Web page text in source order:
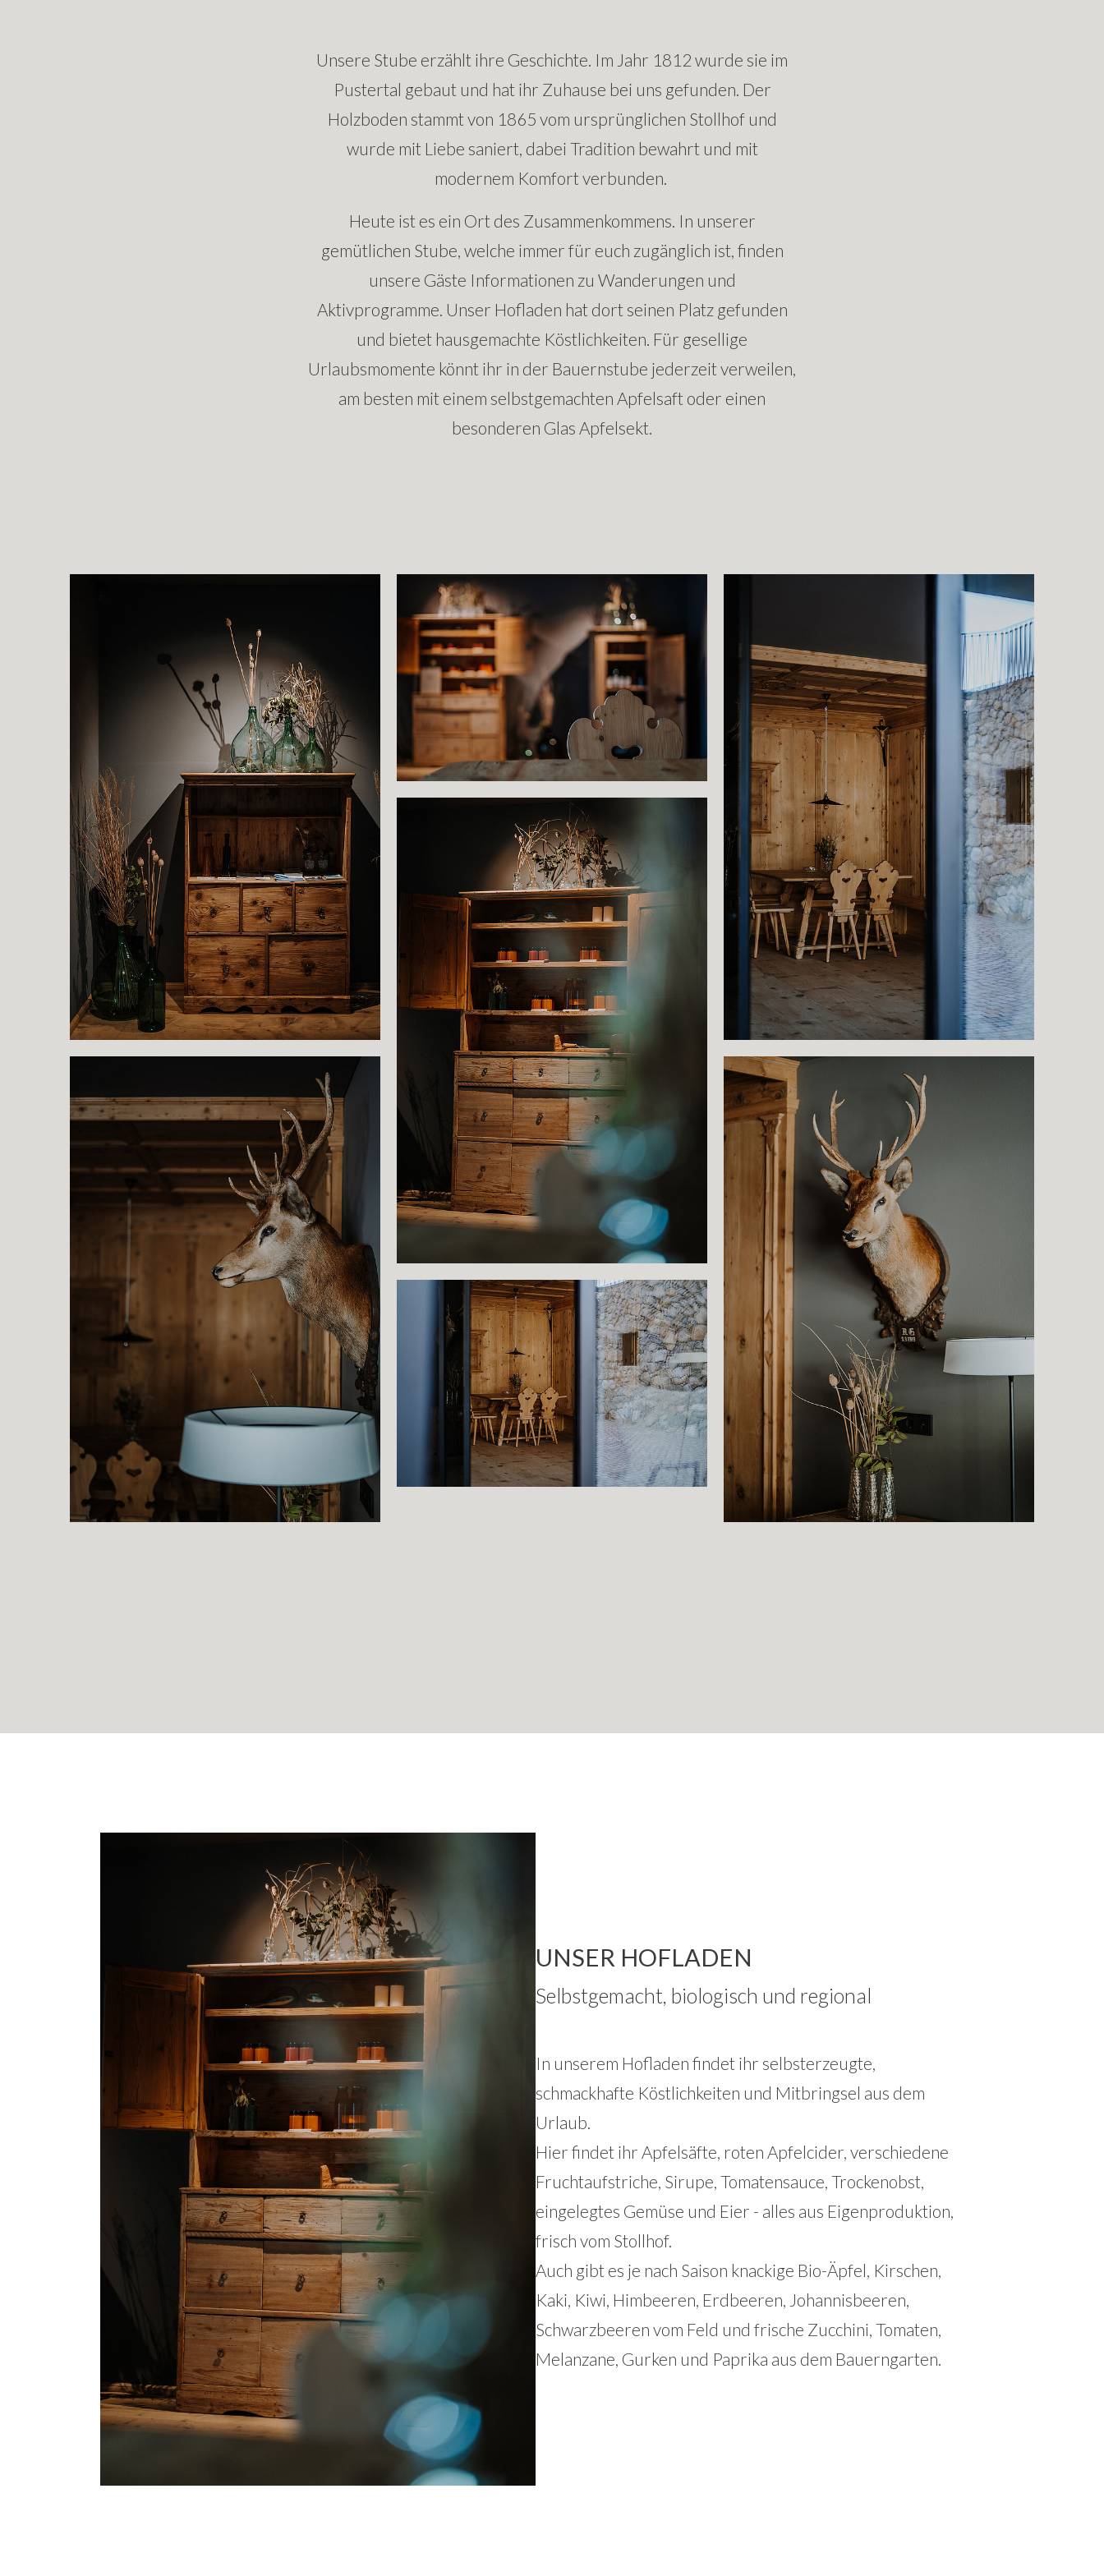
Unsere Stube erzählt ihre Geschichte. Im Jahr 1812 wurde sie im
Pustertal gebaut und hat ihr Zuhause bei uns gefunden. Der
Holzboden stammt von 1865 vom ursprünglichen Stollhof und
wurde mit Liebe saniert, dabei Tradition bewahrt und mit
modernem Komfort verbunden.
Heute ist es ein Ort des Zusammenkommens. In unserer
gemütlichen Stube, welche immer für euch zugänglich ist, finden
unsere Gäste Informationen zu Wanderungen und
Aktivprogramme. Unser Hofladen hat dort seinen Platz gefunden
und bietet hausgemachte Köstlichkeiten. Für gesellige
Urlaubsmomente könnt ihr in der Bauernstube jederzeit verweilen,
am besten mit einem selbstgemachten Apfelsaft oder einen
besonderen Glas Apfelsekt.
Show larger version
Show larger version
Show larger version
UNSER HOFLADEN
Selbstgemacht, biologisch und regional
In unserem Hofladen findet ihr selbsterzeugte,
schmackhafte Köstlichkeiten und Mitbringsel aus dem
Urlaub.
Hier findet ihr Apfelsäfte, roten Apfelcider, verschiedene
Fruchtaufstriche, Sirupe, Tomatensauce, Trockenobst,
eingelegtes Gemüse und Eier - alles aus Eigenproduktion,
frisch vom Stollhof.
Auch gibt es je nach Saison knackige Bio-Äpfel, Kirschen,
Kaki, Kiwi, Himbeeren, Erdbeeren, Johannisbeeren,
Schwarzbeeren vom Feld und frische Zucchini, Tomaten,
Melanzane, Gurken und Paprika aus dem Bauerngarten.